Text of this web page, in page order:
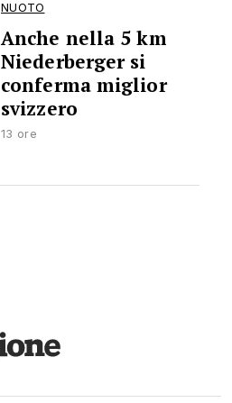
NUOTO
Anche nella 5 km
Niederberger si
conferma miglior
svizzero
13 ore